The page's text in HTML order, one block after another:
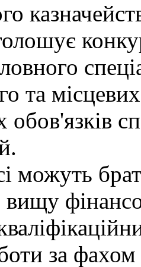
та
обов'язків
можуть
за